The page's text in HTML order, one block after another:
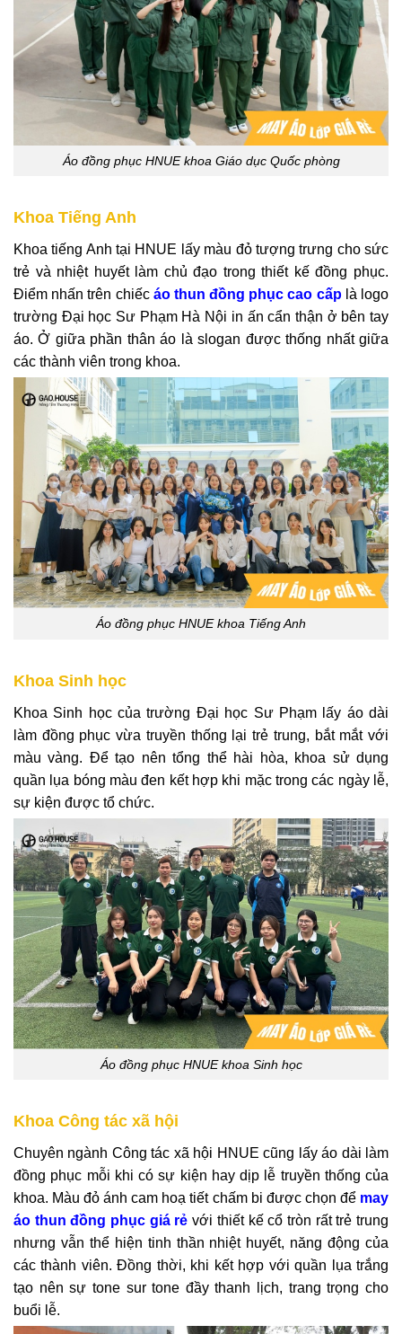
Áo đồng phục HNUE khoa Giáo dục Quốc phòng
Khoa Tiếng Anh
Khoa tiếng Anh tại HNUE lấy màu đỏ tượng trưng cho sức
trẻ và nhiệt huyết làm chủ đạo trong thiết kế đồng phục.
Điểm nhấn trên chiếc áo thun đồng phục cao cấplà logo
trường Đại học Sư Phạm Hà Nội in ấn cẩn thận ở bên tay
áo. Ở giữa phần thân áo là slogan được thống nhất giữa
các thành viên trong khoa.
Áo đồng phục HNUE khoa Tiếng Anh
Khoa Sinh học
Khoa Sinh học của trường Đại học Sư Phạm lấy áo dài
làm đồng phục vừa truyền thống lại trẻ trung, bắt mắt với
màu vàng. Để tạo nên tổng thể hài hòa, khoa sử dụng
quần lụa bóng màu đen kết hợp khi mặc trong các ngày lễ,
sự kiện được tổ chức.
Áo đồng phục HNUE khoa Sinh học
Khoa Công tác xã hội
Chuyên ngành Công tác xã hội HNUE cũng lấy áo dài làm
đồng phục mỗi khi có sự kiện hay dịp lễ truyền thống của
khoa. Màu đỏ ánh cam hoạ tiết chấm bi được chọn để may
áo thun đồng phục giá rẻ với thiết kế cổ tròn rất trẻ trung
nhưng vẫn thể hiện tinh thần nhiệt huyết, năng động của
các thành viên. Đồng thời, khi kết hợp với quần lụa trắng
tạo nên sự tone sur tone đầy thanh lịch, trang trọng cho
buổi lễ.